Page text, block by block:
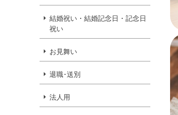
結婚祝い・結婚記念日・記念日
祝い
お見舞い
退職･送別
法人用